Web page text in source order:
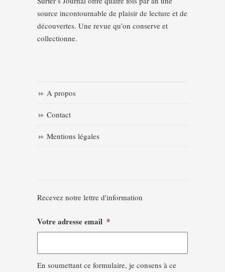
source incontournable de plaisir de lecture et de
découvertes. Une revue qu’on conserve et
collectionne.
A propos
Contact
Mentions légales
Recevez notre lettre d'information
Votre adresse email *
En soumettant ce formulaire, je consens à ce